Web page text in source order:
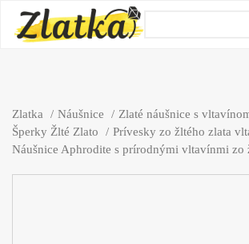
Zlatka Náušnice Zlaté náušnice s
Šperky Žlté Zlato
Prívesky zo žltého zlata
Náušnice Aphrodite s prírodnými vltavínmi zo